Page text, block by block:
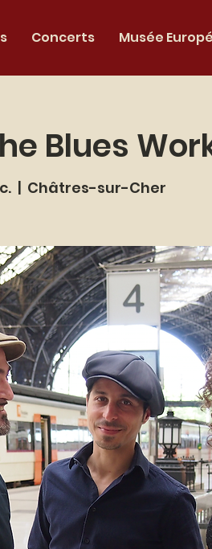
Concerts Musée
Blues
  |
Châtres-sur-Cher